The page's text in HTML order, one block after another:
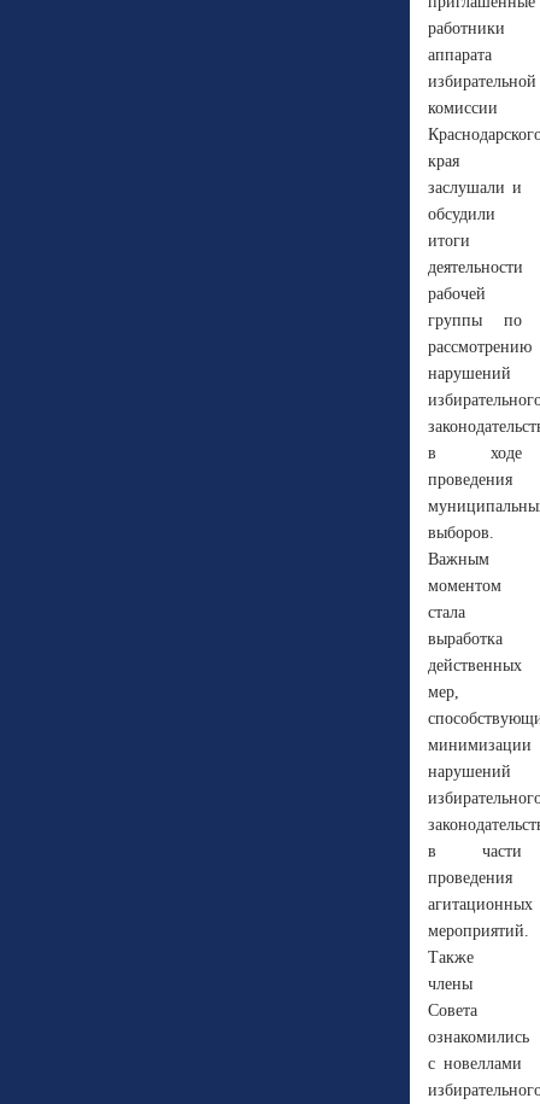
работники
аппарата
избирательной
комиссии
края
заслушали и
обсудили
итоги
деятельности
рабочей
группы по
рассмотрению
нарушений
в ходе
проведения
выборов.
Важным
моментом
стала
выработка
действенных
мер,
минимизации
нарушений
в части
проведения
агитационных
мероприятий.
Также
члены
Совета
ознакомились
с новеллами